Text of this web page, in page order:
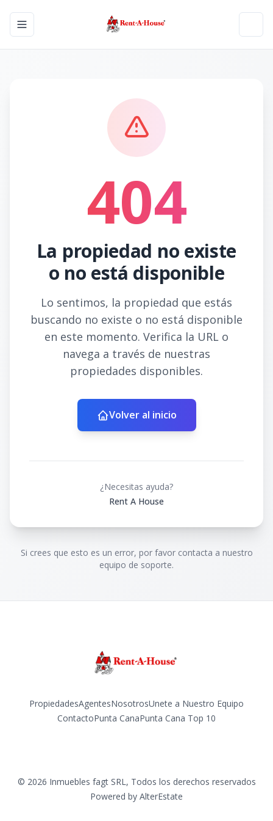
Toggle navigation menu
404
La propiedad no existe
o no está disponible
Lo sentimos, la propiedad que estás
buscando no existe o no está disponible
en este momento. Verifica la URL o
navega a través de nuestras
propiedades disponibles.
Volver al inicio
¿Necesitas ayuda?
Rent A House
Si crees que esto es un error, por favor contacta a nuestro
equipo de soporte.
PropiedadesAgentesNosotrosUnete a Nuestro Equipo
ContactoPunta CanaPunta Cana Top 10
© 2026 Inmuebles fagt SRL, Todos los derechos reservados
Powered by AlterEstate